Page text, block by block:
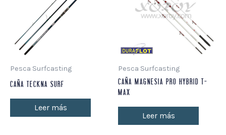
Pesca Surfcasting
CAÑA TECKNA SURF
Leer más
Pesca Surfcasting
CAÑA MAGNESIA PRO HYBRID T-
MAX
Leer más